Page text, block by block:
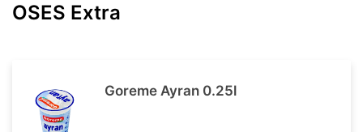
OSES Extra
Goreme Ayran 0.25l